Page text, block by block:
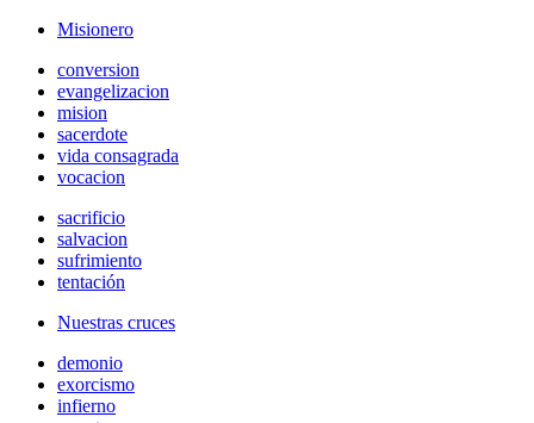
Misionero
conversion
evangelizacion
mision
sacerdote
vida consagrada
vocacion
sacrificio
salvacion
sufrimiento
tentación
Nuestras cruces
demonio
exorcismo
infierno